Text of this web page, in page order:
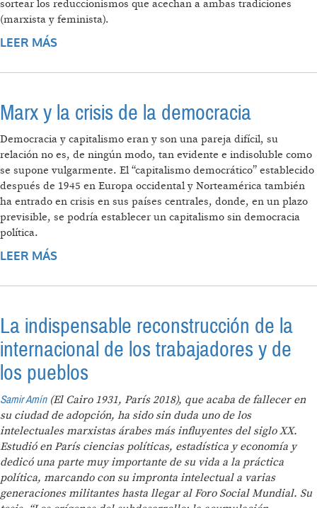
sortear los reduccionismos que acechan a ambas tradiciones
(marxista y feminista).
LEER MÁS
Marx y la crisis de la democracia
Democracia y capitalismo eran y son una pareja difícil, su
relación no es, de ningún modo, tan evidente e indisoluble como
se supone vulgarmente. El “capitalismo democrático” establecido
después de 1945 en Europa occidental y Norteamérica también
ha entrado en crisis en sus países centrales, donde, en un plazo
previsible, se podría establecer un capitalismo sin democracia
política.
LEER MÁS
La indispensable reconstrucción de la
internacional de los trabajadores y de
los pueblos
Samir Amín(El Cairo 1931, París 2018), que acaba de fallecer en
su ciudad de adopción, ha sido sin duda uno de los
intelectuales marxistas árabes más influyentes del siglo XX.
Estudió en París ciencias políticas, estadística y economía y
dedicó una parte muy importante de su vida a la práctica
política, marcando con su impronta intelectual a varias
generaciones militantes hasta llegar al Foro Social Mundial. Su